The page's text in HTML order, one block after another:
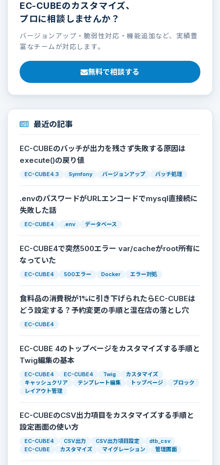
EC-CUBEのカスタマイズ、
プロに相談しませんか？
バージョンアップ・脆弱性対応・機能追加など、実績豊
富なチームが対応します。
無料で相談する
最近の記事
EC-CUBEのバッチが出力を残さず失敗する原因は
execute()の戻り値
EC-CUBE4.3 Symfony バージョンアップ バッチ処理
.envのパスワードがURLエンコードでmysql直接続に
失敗した話
EC-CUBE4 .env データベース
EC-CUBE4で突然500エラー var/cacheがroot所有に
なっていた
EC-CUBE4 500エラー Docker エラー対処
食料品の消費税が1%に引き下げられたらEC-CUBEは
どう設定する？予約変更の手順と混在店の落とし穴
EC-CUBE4
EC-CUBE 4のトップページをカスタマイズする手順と
Twig編集の基本
EC-CUBE4 EC-CUBE4 Twig
カスタマイズ
キャッシュクリア
テンプレート編集 トップページ
ブロック
レイアウト管理
EC-CUBEのCSV出力項目をカスタマイズする手順と
設定画面の使い方
EC-CUBE4 CSV出力 CSV出力項目設定
dtb_csv
EC-CUBE
カスタマイズ マイグレーション 管理画面